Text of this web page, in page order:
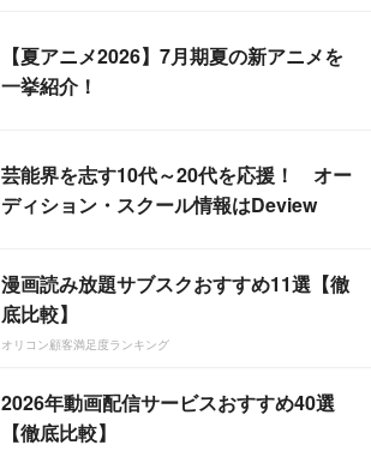
【夏アニメ2026】7月期夏の新アニメを
一挙紹介！
芸能界を志す10代～20代を応援！ オー
ディション・スクール情報はDeview
漫画読み放題サブスクおすすめ11選【徹
底比較】
オリコン顧客満足度ランキング
2026年動画配信サービスおすすめ40選
【徹底比較】